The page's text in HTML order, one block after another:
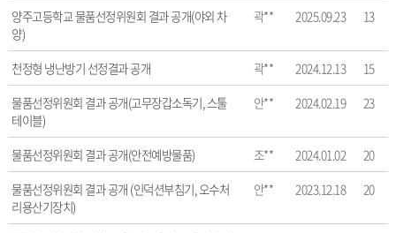
게
시
물
번
호,
제
목,
작
성
자,
등
양주고등학교 물품선정위원회 결과 공개(야외 차
양)
곽** 2025.09.23 13
천정형 냉난방기 선정결과 공개 곽** 2024.12.13
15
물품선정위원회 결과 공개(고무장갑소독기, 스툴
테이블)
안** 2024.02.19 23
물품선정위원회 결과 공개(안전예방물품) 조** 2024.01.02
20
물품선정위원회 결과 공개 (인덕션부침기, 오수처
리용산기장치)
안** 2023.12.18 20